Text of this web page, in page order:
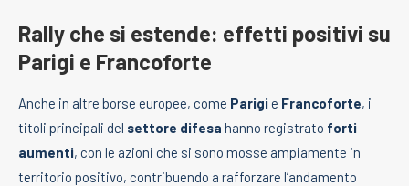
Rally che si estende: effetti positivi su
Parigi e Francoforte
Anche in altre borse europee, come Parigie Francoforte, i
titoli principali del settore difesa hanno registrato forti
aumenti, con le azioni che si sono mosse ampiamente in
territorio positivo, contribuendo a rafforzare l’andamento